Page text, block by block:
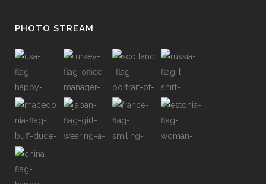
PHOTO STREAM